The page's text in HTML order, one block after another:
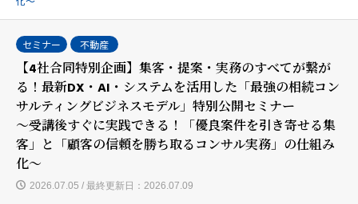
セミナー 不動産
【4社合同特別企画】集客・提案・実務のすべてが繋が
る！最新DX・AI・システムを活用した「最強の相続コン
サルティングビジネスモデル」特別公開セミナー
〜受講後すぐに実践できる！「優良案件を引き寄せる集
客」と「顧客の信頼を勝ち取るコンサル実務」の仕組み
化〜
2026.07.05 / 最終更新日：2026.07.09